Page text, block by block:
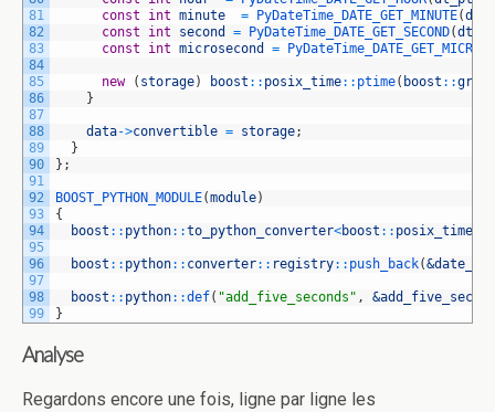
81
82
83
84
85
86
87
88
89
90
91
92
93
94
95
96
97
98
99
const
int minute = PyDateTime_DATE_GET_MINUTE(
const
int second = PyDateTime_DATE_GET_SECOND(
const
int microsecond =
new ( storage) boost :: posix_time:: ptime( boost ::
}
data->convertible = storage;
}
} ;
BOOST_PYTHON_MODULE(module)
{
boost :: python::to_python_converter<boost :: posix_time
boost :: python:: converter:: registry:: push_back(
boost :: python::def( "add_five_seconds" ,
}
Analyse
Regardons encore une fois, ligne par ligne les